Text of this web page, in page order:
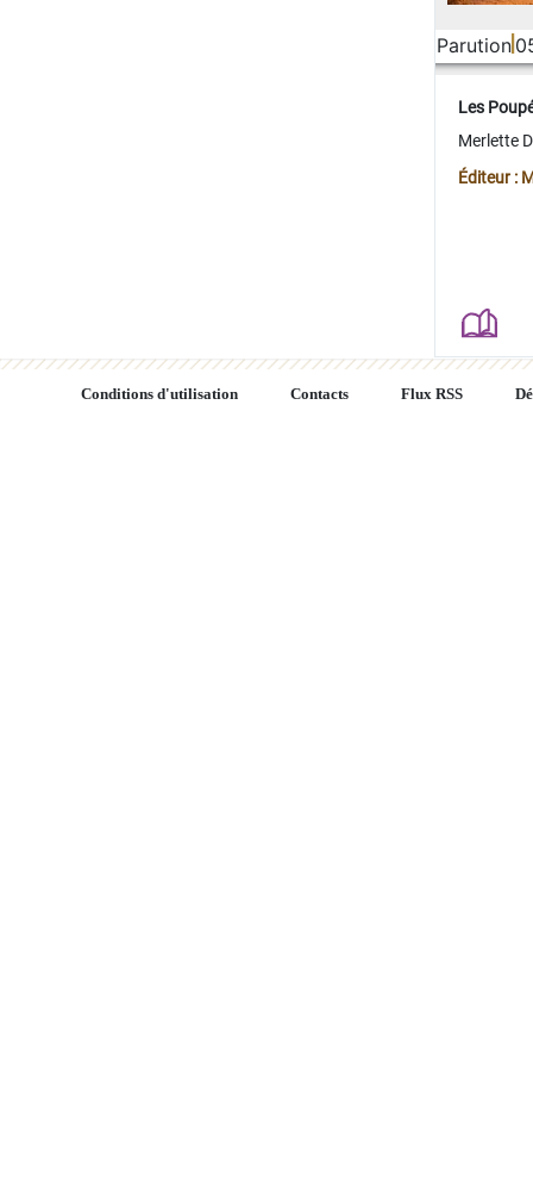
Parution
Les
Merlette
Éditeur :
Conditions d'utilisation Contacts Flux RSS